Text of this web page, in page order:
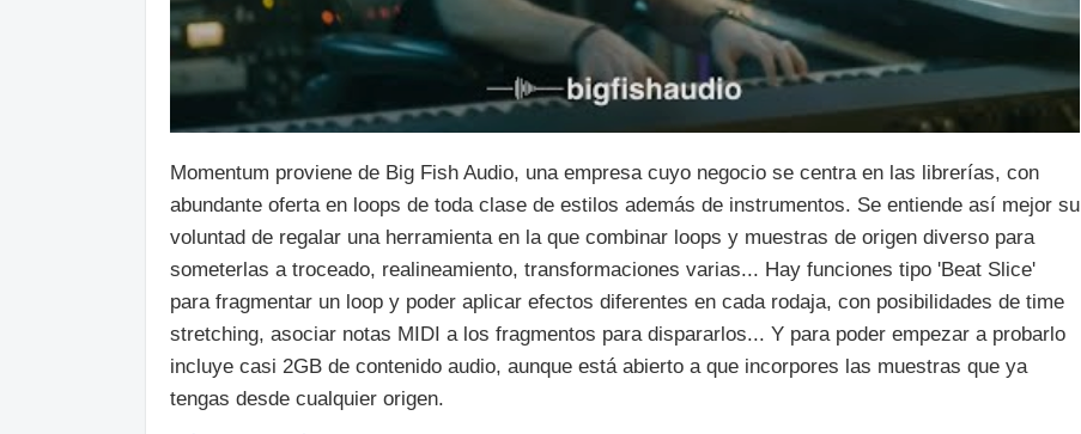
Momentum proviene de Big Fish Audio, una empresa cuyo negocio se centra en las librerías, con
abundante oferta en loops de toda clase de estilos además de instrumentos. Se entiende así mejor su
voluntad de regalar una herramienta en la que combinar loops y muestras de origen diverso para
someterlas a troceado, realineamiento, transformaciones varias... Hay funciones tipo 'Beat Slice'
para fragmentar un loop y poder aplicar efectos diferentes en cada rodaja, con posibilidades de time
stretching, asociar notas MIDI a los fragmentos para dispararlos... Y para poder empezar a probarlo
incluye casi 2GB de contenido audio, aunque está abierto a que incorpores las muestras que ya
tengas desde cualquier origen.